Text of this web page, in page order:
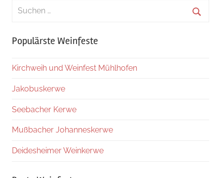
Suchen
Populärste Weinfeste
Kirchweih und Weinfest Mühlhofen
Jakobuskerwe
Seebacher Kerwe
Mußbacher Johanneskerwe
Deidesheimer Weinkerwe